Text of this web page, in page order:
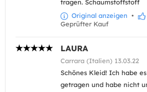
tragen. Schaumstoffstoff
Original anzeigen •
Geprüfter Kauf
LAURA
Carrara (Italien) 13.03.22
Schönes Kleid! Ich habe
getragen und habe nicht